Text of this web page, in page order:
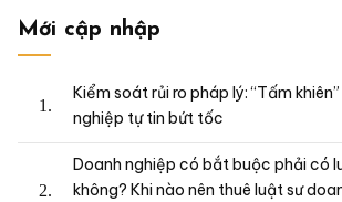
Mới cập nhập
Kiểm soát rủi ro pháp lý: “Tấm
nghiệp tự tin bứt tốc
Doanh nghiệp có bắt buộc phải có
không? Khi nào nên thuê luật sư